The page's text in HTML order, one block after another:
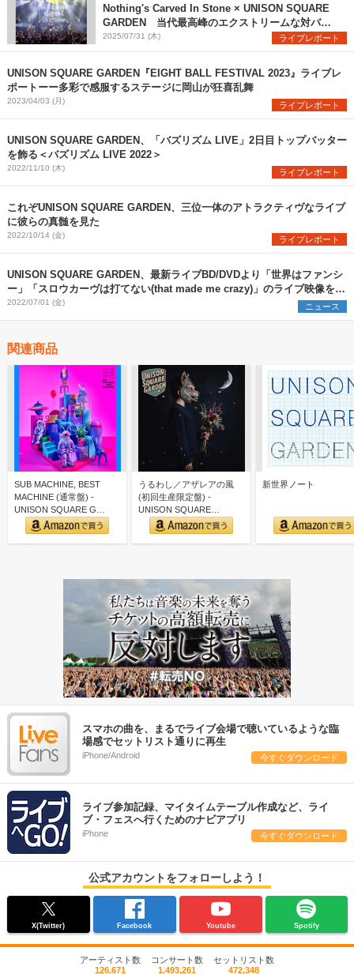
Nothing's Carved In Stone × UNISON SQUARE
GARDEN 当代最高峰のエクストリームな対バン
を観た
2025/07/31 (木) ライブレポート
UNISON SQUARE GARDEN『EIGHT BALL FESTIVAL 2023』ライブレ
ポートーー多彩で感服するステージに岡山が狂喜乱舞
2023/04/03 (月) ライブレポート
UNISON SQUARE GARDEN、「バズリズム LIVE」2日目トップバッター
を飾る＜バズリズム LIVE 2022＞
2022/11/10 (木) ライブレポート
これぞUNISON SQUARE GARDEN、三位一体のアトラクティヴなライブ
に彼らの真髄を見た
2022/10/14 (金) ライブレポート
UNISON SQUARE GARDEN、最新ライブBD/DVDより「世界はファンシ
ー」「スロウカーヴは打てない(that made me crazy)」のライブ映像を公
開
2022/07/01 (金) ニュース
関連商品
SUB MACHINE, BEST
MACHINE (通常盤) -
UNISON SQUARE G…
うるわし／アザレアの風
(初回生産限定盤) -
UNISON SQUARE
GARDEN (特典な…
新世界ノート
スマホの曲を、まるでライブ会場で聴いているような臨
場感でセットリスト通りに再生
iPhone/Android 今すぐダウンロード
ライブ参加記録、マイタイムテーブル作成など、ライ
ブ・フェスへ行くためのナビアプリ
iPhone 今すぐダウンロード
公式アカウントをフォローしよう！
X(Twitter) Facebook Youtube Spotify
アーティスト数
126,671
コンサート数
1,493,261
セットリスト数
472,348